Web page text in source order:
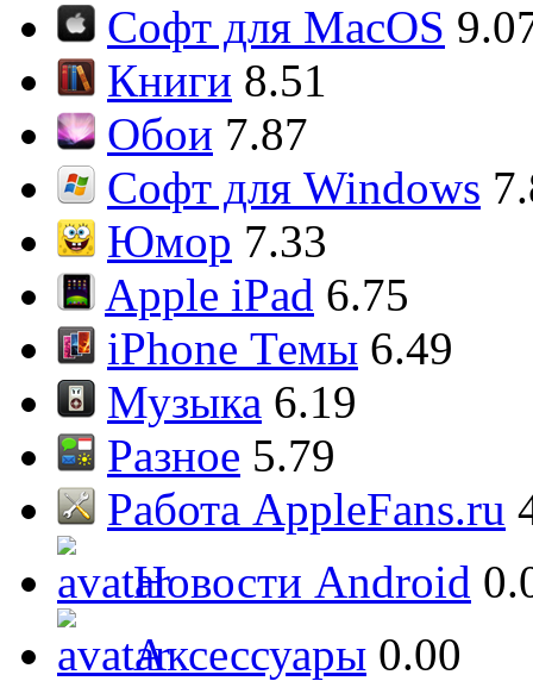
Софт для MacOS
Книги 8.51
Обои 7.87
Софт для Windows
Юмор 7.33
Apple iPad 6.75
iPhone Темы 6.49
Музыка 6.19
Разное 5.79
Работа AppleFans.ru
Новости Android
Аксессуары 0.00